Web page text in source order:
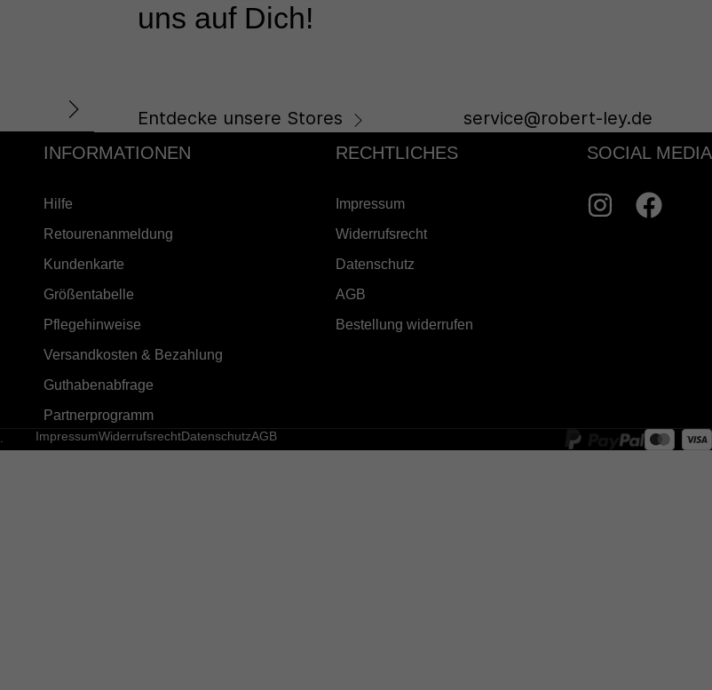
uns auf Dich!
Entdecke unsere Stores service@robert-ley.de
INFORMATIONEN
Hilfe
Retourenanmeldung
Kundenkarte
Größentabelle
Pflegehinweise
Versandkosten & Bezahlung
Guthabenabfrage
Partnerprogramm
RECHTLICHES
Impressum
Widerrufsrecht
Datenschutz
AGB
Bestellung widerrufen
SOCIAL MEDIA
ImpressumWiderrufsrechtDatenschutzAGB